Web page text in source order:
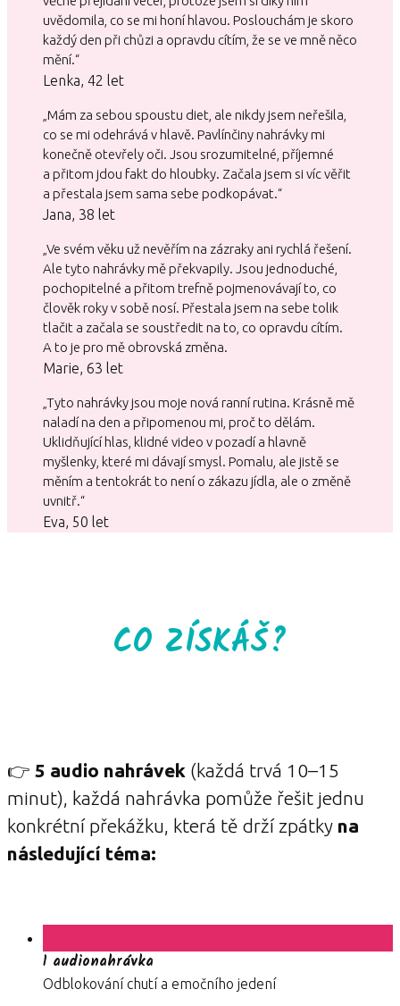
uvědomila, co se mi honí hlavou. Poslouchám je skoro
každý den při chůzi a opravdu cítím, že se ve mně něco
mění.“
Lenka, 42 let
„Mám za sebou spoustu diet, ale nikdy jsem neřešila,
co se mi odehrává v hlavě. Pavlínčiny nahrávky mi
konečně otevřely oči. Jsou srozumitelné, příjemné
a přitom jdou fakt do hloubky. Začala jsem si víc věřit
a přestala jsem sama sebe podkopávat.“
Jana, 38 let
„Ve svém věku už nevěřím na zázraky ani rychlá řešení.
Ale tyto nahrávky mě překvapily. Jsou jednoduché,
pochopitelné a přitom trefně pojmenovávají to, co
člověk roky v sobě nosí. Přestala jsem na sebe tolik
tlačit a začala se soustředit na to, co opravdu cítím.
A to je pro mě obrovská změna.
Marie, 63 let
„Tyto nahrávky jsou moje nová ranní rutina. Krásně mě
naladí na den a připomenou mi, proč to dělám.
Uklidňující hlas, klidné video v pozadí a hlavně
myšlenky, které mi dávají smysl. Pomalu, ale jistě se
měním a tentokrát to není o zákazu jídla, ale o změně
uvnitř.“
Eva, 50 let
CO ZÍSKÁŠ?
👉 5 audio nahrávek (každá trvá 10–15
minut), každá nahrávka pomůže řešit jednu
konkrétní překážku, která tě drží zpátky na
následující téma:
1 audionahrávka
Odblokování chutí a emočního jedení